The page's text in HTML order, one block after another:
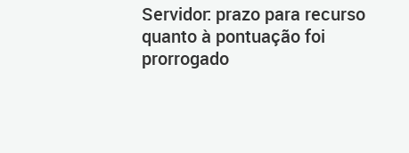
Servidor: prazo para recurso
quanto à pontuação foi
prorrogado